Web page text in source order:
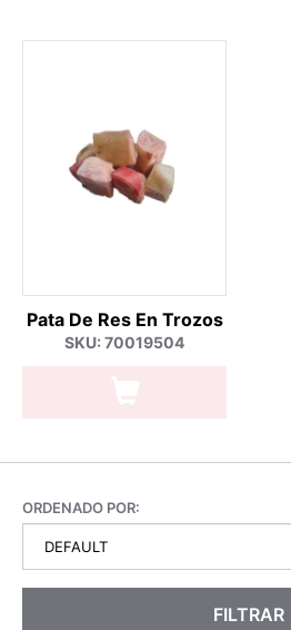
Pata De Res En Trozos
SKU: 70019504
ORDENADO POR:
FILTRAR